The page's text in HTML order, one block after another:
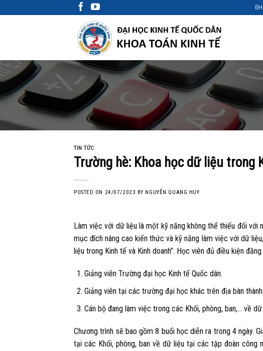
to
TIN TỨC
Trường hè: Khoa học dữ liệu trong
POSTED ON 24/07/2023 BY NGUYỄN QUANG HUY
Làm việc với dữ liệu là một kỹ năng không thể thiếu đối
mục đích nâng cao kiến thức và kỹ năng làm việc với dữ
liệu trong Kinh tế và Kinh doanh”. Học viên đủ điều kiện
Giảng viên Trường đại học Kinh tế Quốc dân.
Giảng viên tại các trường đại học khác trên địa bàn
Cán bộ đang làm việc trong các Khối, phòng, ban,… về dữ
Chương trình sẽ bao gồm 8 buổi học diễn ra trong 4 ngày.
tại các Khối, phòng, ban về dữ liệu tại các tập đoàn công